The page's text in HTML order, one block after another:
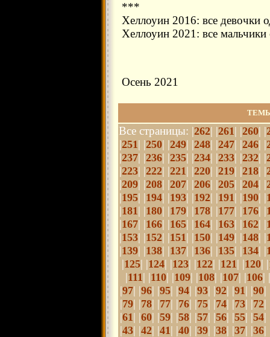
***
Хеллоуин 2016: все девочки
Хеллоуин 2021: все
Осень 2021
Все страницы: |262| |261| |260| |
|251| |250| |249| |248| |247| |246| |
|237| |236| |235| |234| |233| |232| |
|223| |222| |221| |220| |219| |218| |
|209| |208| |207| |206| |205| |204| |
|195| |194| |193| |192| |191| |190| |
|181| |180| |179| |178| |177| |176| |
|167| |166| |165| |164| |163| |162| |
|153| |152| |151| |150| |149| |148| |
|139| |138| |137| |136| |135| |134| |
|125| |124| |123| |122| |121| |120| |
|111| |110| |109| |108| |107| |106|
|97| |96| |95| |94| |93| |92| |91| |90|
|79| |78| |77| |76| |75| |74| |73| |72|
|61| |60| |59| |58||57| |56| |55| |54|
|43| |42| |41| |40| |39| |38| |37| |36|